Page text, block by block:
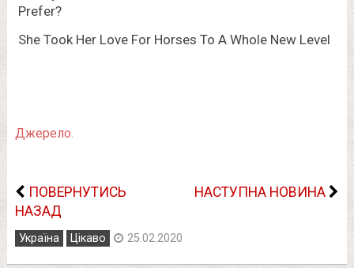
Джерело.
ПОВЕРНУТИСЬ
НАЗАД
НАСТУПНА НОВИНА
Україна Цікаво 25.02.2020